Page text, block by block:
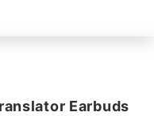
Earbuds